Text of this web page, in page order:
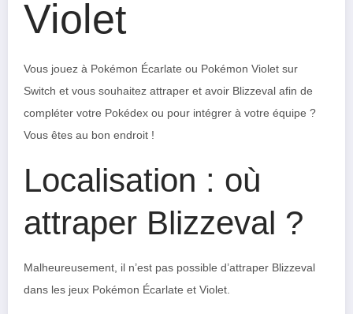
Violet
Vous jouez à Pokémon Écarlate ou Pokémon Violet sur
Switch et vous souhaitez attraper et avoir Blizzeval afin de
compléter votre Pokédex ou pour intégrer à votre équipe ?
Vous êtes au bon endroit !
Localisation : où
attraper Blizzeval ?
Malheureusement, il n’est pas possible d’attraper Blizzeval
dans les jeux Pokémon Écarlate et Violet.